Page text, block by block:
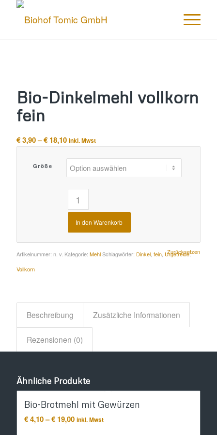
Bio-Dinkelmehl vollkorn
fein
€3,90–€18,10Preisspanne:
€ 3,90
bis
€ 18,10
inkl. Mwst
Größe
Zurücksetzen
In den Warenkorb
Alternative:
Artikelnummer: n. v. Kategorie: Mehl Schlagwörter: Dinkel, fein, Urgetreide,
Vollkorn
Beschreibung Zusätzliche Informationen
Rezensionen (0)
Ähnliche Produkte
Bio-Brotmehl mit Gewürzen
€4,10–€19,00Preisspanne:
inkl. Mwst